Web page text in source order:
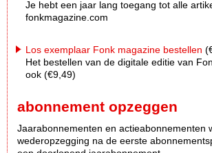
Je hebt een jaar lang toegang tot alle
fonkmagazine.com
Los exemplaar Fonk magazine bestellen
Het bestellen van de digitale editie van
ook (€9,49)
abonnement opzeggen
Jaarabonnementen en actieabonnementen
wederopzegging na de eerste